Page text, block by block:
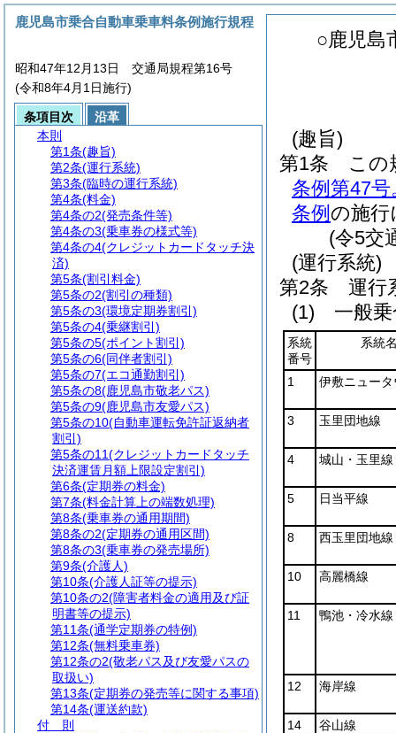
○鹿児島
(趣旨)
第1条
この
条例第47
条例 の施行
(令5交
(運行系統)
第2条
運行
(1)
一般
系統
番号
系統
1 伊敷ニュータ
3 玉里団地線
4 城山・玉里線
5 日当平線
8 西玉里団地線
10 高麗橋線
11 鴨池・冷水線
12 海岸線
14
谷山線
鹿児島市乗合自動車乗車料条例施行規程
昭和47年12月13日 交通局規程第16号
(令和8年4月1日施行)
条項目次
沿革
本則
第1条(趣旨)
第2条(運行系統)
第3条(臨時の運行系統)
第4条(料金)
第4条の2(発売条件等)
第4条の3(乗車券の様式等)
第4条の4(クレジットカードタッチ決
済)
第5条(割引料金)
第5条の2(割引の種類)
第5条の3(環境定期券割引)
第5条の4(乗継割引)
第5条の5(ポイント割引)
第5条の6(同伴者割引)
第5条の7(エコ通勤割引)
第5条の8(鹿児島市敬老パス)
第5条の9(鹿児島市友愛パス)
第5条の10(自動車運転免許証返納者
割引)
第5条の11(クレジットカードタッチ
決済運賃月額上限設定割引)
第6条(定期券の料金)
第7条(料金計算上の端数処理)
第8条(乗車券の通用期間)
第8条の2(定期券の通用区間)
第8条の3(乗車券の発売場所)
第9条(介護人)
第10条(介護人証等の提示)
第10条の2(障害者料金の適用及び証
明書等の提示)
第11条(通学定期券の特例)
第12条(無料乗車券)
第12条の2(敬老パス及び友愛パスの
取扱い)
第13条(定期券の発売等に関する事項)
第14条(運送約款)
付 則